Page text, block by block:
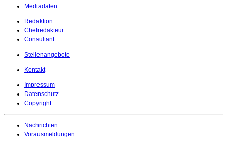
Mediadaten
Redaktion
Chefredakteur
Consultant
Stellenangebote
Kontakt
Impressum
Datenschutz
Copyright
Nachrichten
Vorausmeldungen